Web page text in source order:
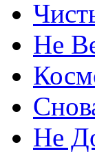
Не
Не